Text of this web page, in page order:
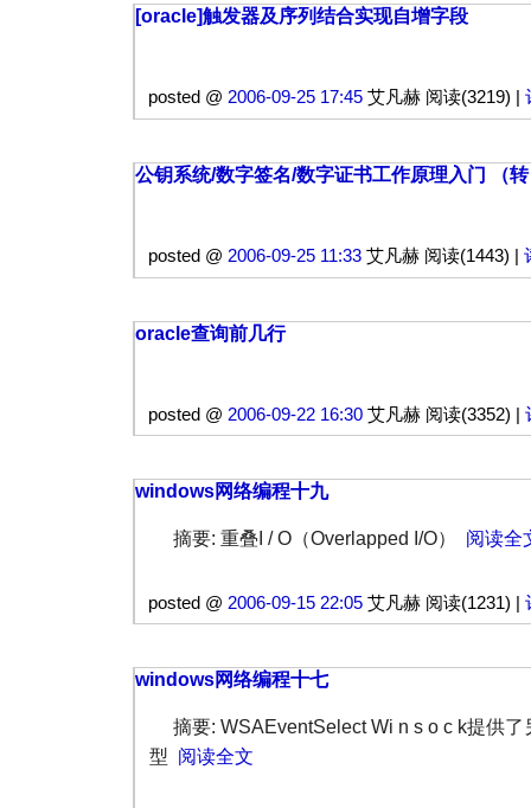
[oracle]触发器及序列结合实现自增字段
posted @ 2006-09-25 17:45艾凡赫 阅读(3219) |
公钥系统/数字签名/数字证书工作原理入门 （
posted @ 2006-09-25 11:33艾凡赫 阅读(1443) |
oracle查询前几行
posted @ 2006-09-22 16:30艾凡赫 阅读(3352) |
windows网络编程十九
摘要: 重叠I / O（Overlapped I/O） 阅读全
posted @ 2006-09-15 22:05艾凡赫 阅读(1231) |
windows网络编程十七
摘要: WSAEventSelect Wi n s o c k提供了
型 阅读全文